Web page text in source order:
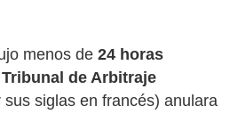
menos de 24 horas
de Arbitraje
sus siglas en francés) anulara